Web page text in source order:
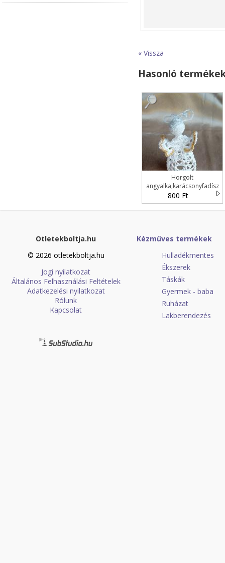
« Vissza
Hasonló
Horgolt
angyalka,karácsonyfadísz
800 Ft
Otletekboltja.hu
© 2026 otletekboltja.hu
Jogi nyilatkozat
Általános Felhasználási Feltételek
Adatkezelési nyilatkozat
Rólunk
Kapcsolat
Kézműves termékek
Hulladékmentes
Ékszerek
Táskák
Gyermek - baba
Ruházat
Lakberendezés